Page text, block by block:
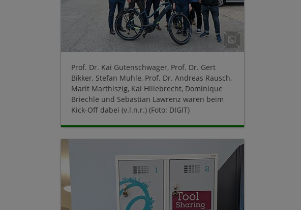
Prof. Dr. Kai Gutenschwager, Prof. Dr. Gert
Bikker, Stefan Muhle, Prof. Dr. Andreas Rausch,
Marit Marthiszig, Kai Hillebrecht, Dominique
Briechle und Sebastian Lawrenz waren beim
Kick-Off dabei (v.l.n.r.) (Foto: DIGIT)